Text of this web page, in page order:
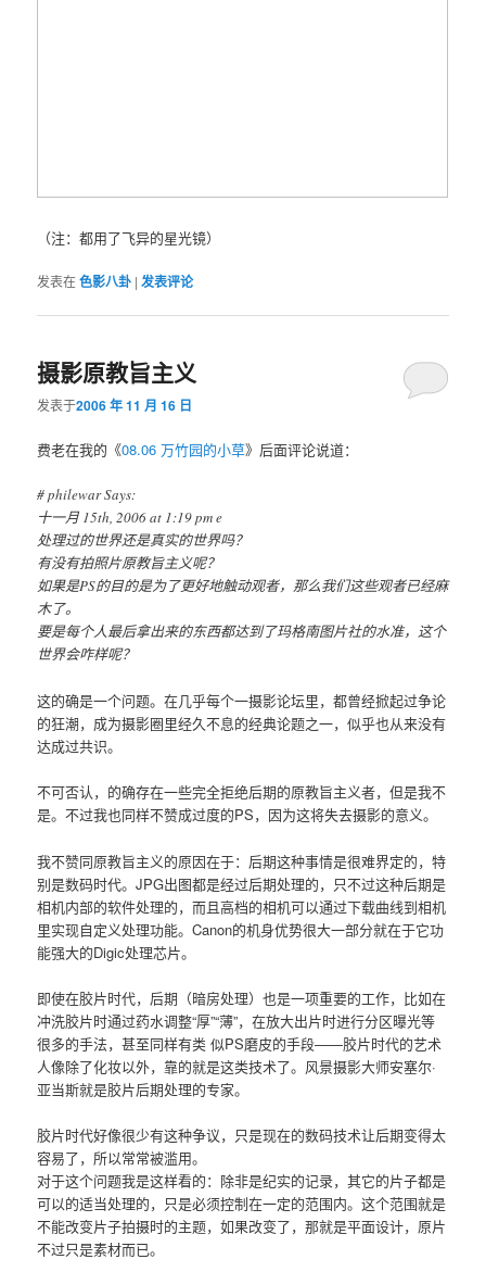
（注：都用了飞异的星光镜）
发表在色影八卦 |发表评论
摄影原教旨主义
发表于2006 年 11 月 16 日
费老在我的《08.06 万竹园的小草》后面评论说道：
# philewar Says:
十一月 15th, 2006 at 1:19 pm e
处理过的世界还是真实的世界吗？
有没有拍照片原教旨主义呢？
如果是PS的目的是为了更好地触动观者，那么我们这些观者已经麻
木了。
要是每个人最后拿出来的东西都达到了玛格南图片社的水准，这个
世界会咋样呢？
这的确是一个问题。在几乎每个一摄影论坛里，都曾经掀起过争论
的狂潮，成为摄影圈里经久不息的经典论题之一，似乎也从来没有
达成过共识。
不可否认，的确存在一些完全拒绝后期的原教旨主义者，但是我不
是。不过我也同样不赞成过度的PS，因为这将失去摄影的意义。
我不赞同原教旨主义的原因在于：后期这种事情是很难界定的，特
别是数码时代。JPG出图都是经过后期处理的，只不过这种后期是
相机内部的软件处理的，而且高档的相机可以通过下载曲线到相机
里实现自定义处理功能。Canon的机身优势很大一部分就在于它功
能强大的Digic处理芯片。
即使在胶片时代，后期（暗房处理）也是一项重要的工作，比如在
冲洗胶片时通过药水调整“厚”“薄”，在放大出片时进行分区曝光等
很多的手法，甚至同样有类 似PS磨皮的手段——胶片时代的艺术
人像除了化妆以外，靠的就是这类技术了。风景摄影大师安塞尔·
亚当斯就是胶片后期处理的专家。
胶片时代好像很少有这种争议，只是现在的数码技术让后期变得太
容易了，所以常常被滥用。
对于这个问题我是这样看的：除非是纪实的记录，其它的片子都是
可以的适当处理的，只是必须控制在一定的范围内。这个范围就是
不能改变片子拍摄时的主题，如果改变了，那就是平面设计，原片
不过只是素材而已。